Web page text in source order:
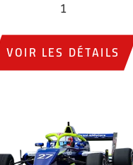
1
VOIR LES DÉTAILS